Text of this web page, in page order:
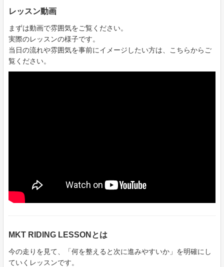
レッスン動画
まずは動画で雰囲気をご覧ください。
実際のレッスンの様子です。
当日の流れや雰囲気を事前にイメージしたい方は、こちらからご
覧ください。
MKT RIDING LESSONとは
今の走りを見て、「何を整えると次に進みやすいか」を明確にし
ていくレッスンです。